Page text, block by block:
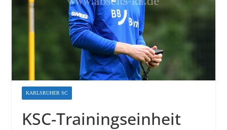
KARLSRUHER SC
KSC-Trainingseinheit